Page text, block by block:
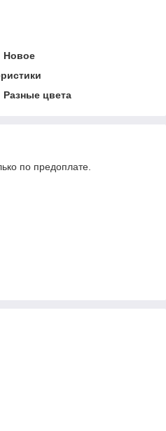
Новое
Разные цвета
по предоплате.